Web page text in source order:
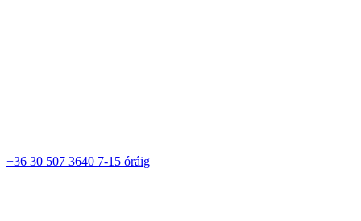
+36 30 507 3640 7-15 óráig